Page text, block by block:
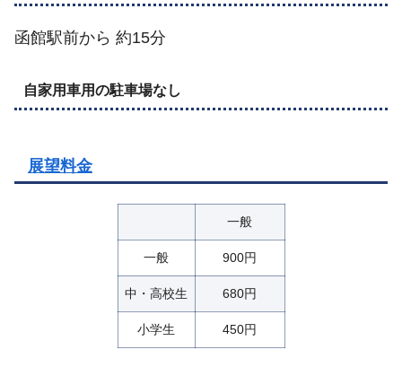
函館駅前から 約15分
自家用車用の駐車場なし
展望料金
一般
一般 900円
中・高校生 680円
小学生 450円